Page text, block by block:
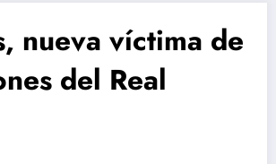
nueva víctima de
del Real